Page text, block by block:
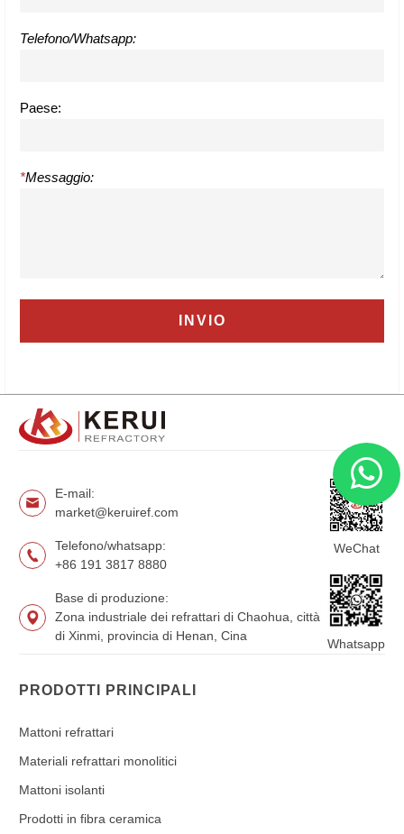
Telefono/Whatsapp:
Paese:
*Messaggio:
E-mail:
market@keruiref.com
Telefono/whatsapp:
+86 191 3817 8880
Base di produzione:
Zona industriale dei refrattari di Chaohua, città
di Xinmi, provincia di Henan, Cina
WeChat
Whatsapp
PRODOTTI PRINCIPALI
Mattoni refrattari
Materiali refrattari monolitici
Mattoni isolanti
Prodotti in fibra ceramica